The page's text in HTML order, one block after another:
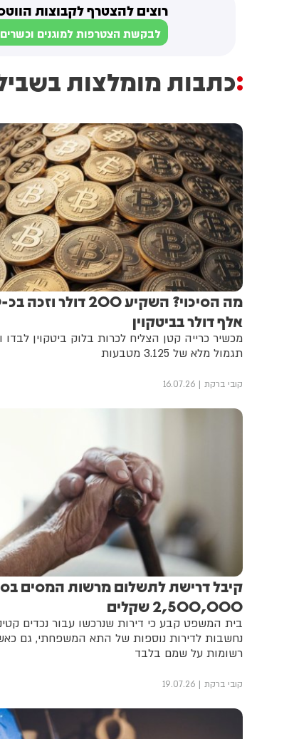
רוצים להצטרף לקבוצות
לבקשת הצטרפות למוגנים וכשרים
כתבות מומלצות
אלף דולר בביטקוין
מכשיר כרייה קטן הצליח לכרות בלוק ביטקוין לבדו
תגמול מלא של 3.125 מטבעות
קובי ברקת 16.07.26
קיבל דרישת לתשלום מרשות המסים
2,500,000 שקלים
בית המשפט קבע כי דירות שנרכשו עבור נכדים
נחשבות לדירות נוספות של התא המשפחתי, גם
רשומות על שמם בלבד
קובי ברקת 19.07.26